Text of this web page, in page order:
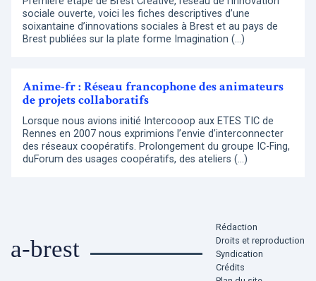
sociale ouverte, voici les fiches descriptives d’une
soixantaine d’innovations sociales à Brest et au pays de
Brest publiées sur la plate forme Imagination (…)
Anime-fr : Réseau francophone des animateurs
de projets collaboratifs
Lorsque nous avions initié Intercooop aux ETES TIC de
Rennes en 2007 nous exprimions l’envie d’interconnecter
des réseaux coopératifs. Prolongement du groupe IC-Fing,
duForum des usages coopératifs, des ateliers (…)
a-brest
Rédaction
Droits et reproduction
Syndication
Crédits